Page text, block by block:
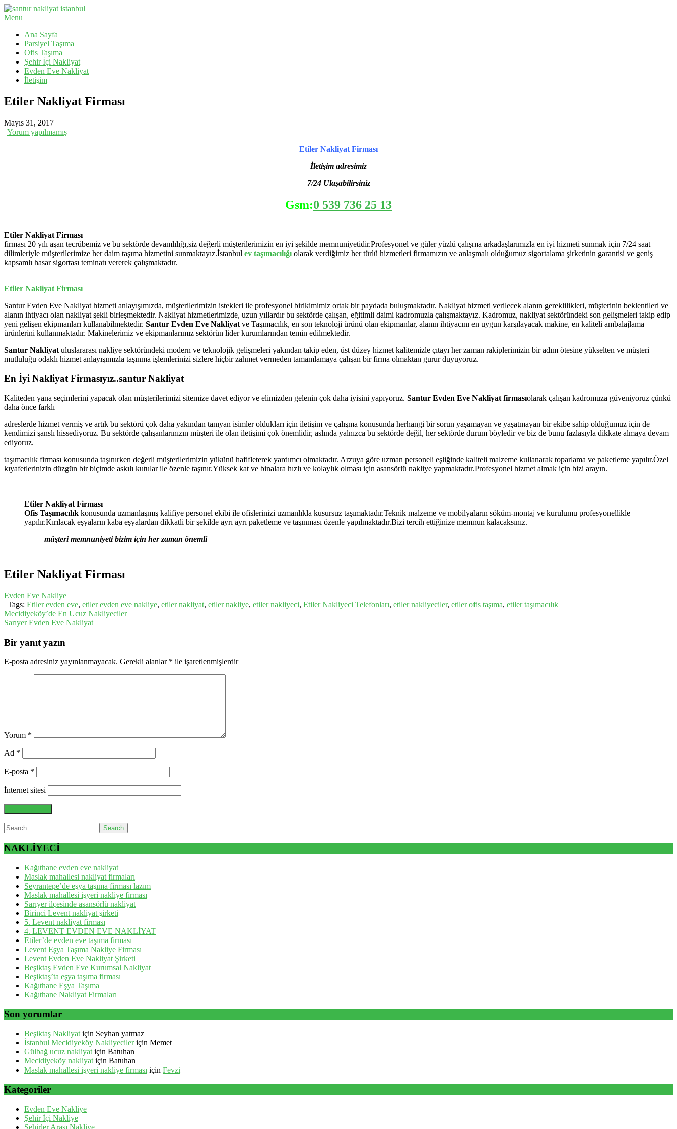
Skip
to
Santur Nakliyat
Menu
Ana Sayfa
Parsiyel Taşıma
Ofis Taşıma
Şehir İçi Nakliyat
Evden Eve Nakliyat
İletişim
Etiler Nakliyat Firması
Mayıs 31, 2017
| Yorum yapılmamış
Etiler Nakliyat Firması
İletişim adresimiz
7/24 Ulaşabilirsiniz
Gsm:0 539 736 25 13
Etiler Nakliyat Firması
firması 20 yılı aşan tecrübemiz ve bu sektörde devamlılığı,siz değerli müşterilerimizin en iyi şekilde memnuniyetidir.Profesyonel ve güler yüzlü çalışma arkadaşlarımızla en iyi hizmeti sunmak için 7/24 saat
dilimleriyle müşterilerimize her daim taşıma hizmetini sunmaktayız.İstanbul ev taşımacılığı olarak verdiğimiz her türlü hizmetleri firmamızın ve anlaşmalı olduğumuz sigortalama şirketinin garantisi ve geniş
kapsamlı hasar sigortası teminatı vererek çalışmaktadır.
Etiler Nakliyat Firması
Santur Evden Eve Nakliyat hizmeti anlayışımızda, müşterilerimizin istekleri ile profesyonel birikimimiz ortak bir paydada buluşmaktadır. Nakliyat hizmeti verilecek alanın gereklilikleri, müşterinin beklentileri ve
alanın ihtiyacı olan nakliyat şekli birleşmektedir. Nakliyat hizmetlerimizde, uzun yıllardır bu sektörde çalışan, eğitimli daimi kadromuzla çalışmaktayız. Kadromuz, nakliyat sektöründeki son gelişmeleri takip edip
yeni gelişen ekipmanları kullanabilmektedir. Santur Evden Eve Nakliyat ve Taşımacılık, en son teknoloji ürünü olan ekipmanlar, alanın ihtiyacını en uygun karşılayacak makine, en kaliteli ambalajlama
ürünlerini kullanmaktadır. Makinelerimiz ve ekipmanlarımız sektörün lider kurumlarından temin edilmektedir.
Santur Nakliyat uluslararası nakliye sektöründeki modern ve teknolojik gelişmeleri yakından takip eden, üst düzey hizmet kalitemizle çıtayı her zaman rakiplerimizin bir adım ötesine yükselten ve müşteri
mutluluğu odaklı hizmet anlayışımızla taşınma işlemlerinizi sizlere hiçbir zahmet vermeden tamamlamaya çalışan bir firma olmaktan gurur duyuyoruz.
En İyi Nakliyat Firmasıyız..santur Nakliyat
Kaliteden yana seçimlerini yapacak olan müşterilerimizi sitemize davet ediyor ve elimizden gelenin çok daha iyisini yapıyoruz. Santur Evden Eve Nakliyat firmasıolarak çalışan kadromuza güveniyoruz çünkü
daha önce farklı
adreslerde hizmet vermiş ve artık bu sektörü çok daha yakından tanıyan isimler oldukları için iletişim ve çalışma konusunda herhangi bir sorun yaşamayan ve yaşatmayan bir ekibe sahip olduğumuz için de
kendimizi şanslı hissediyoruz. Bu sektörde çalışanlarınızın müşteri ile olan iletişimi çok önemlidir, aslında yalnızca bu sektörde değil, her sektörde durum böyledir ve biz de bunu fazlasıyla dikkate almaya devam
ediyoruz.
taşımacılık firması konusunda taşınırken değerli müşterilerimizin yükünü hafifleterek yardımcı olmaktadır. Arzuya göre uzman personeli eşliğinde kaliteli malzeme kullanarak toparlama ve paketleme yapılır.Özel
kıyafetlerinizin düzgün bir biçimde askılı kutular ile özenle taşınır.Yüksek kat ve binalara hızlı ve kolaylık olması için asansörlü nakliye yapmaktadır.Profesyonel hizmet almak için bizi arayın.
Etiler Nakliyat Firması
Ofis Taşımacılık konusunda uzmanlaşmış kalifiye personel ekibi ile ofislerinizi uzmanlıkla kusursuz taşımaktadır.Teknik malzeme ve mobilyaların söküm-montaj ve kurulumu profesyonellikle
yapılır.Kırılacak eşyaların kaba eşyalardan dikkatli bir şekilde ayrı ayrı paketleme ve taşınması özenle yapılmaktadır.Bizi tercih ettiğinize memnun kalacaksınız.
müşteri memnuniyeti bizim için her zaman önemli
Etiler Nakliyat Firması
Evden Eve Nakliye
| Tags: Etiler evden eve, etiler evden eve nakliye, etiler nakliyat, etiler nakliye, etiler nakliyeci, Etiler Nakliyeci Telefonları, etiler nakliyeciler, etiler ofis taşıma, etiler taşımacılık
Yazı
gezinmesi
Mecidiyeköy’de En Ucuz Nakliyeciler
Sarıyer Evden Eve Nakliyat
Bir yanıt yazın
E-posta adresiniz yayınlanmayacak. Gerekli alanlar * ile işaretlenmişlerdir
Yorum *
Ad *
E-posta *
İnternet sitesi
NAKLİYECİ
Kağıthane evden eve nakliyat
Maslak mahallesi nakliyat firmaları
Seyrantepe’de eşya taşıma firması lazım
Maslak mahallesi işyeri nakliye firması
Sarıyer ilçesinde asansörlü nakliyat
Birinci Levent nakliyat şirketi
5. Levent nakliyat firması
4. LEVENT EVDEN EVE NAKLİYAT
Etiler’de evden eve taşıma firması
Levent Eşya Taşıma Nakliye Firması
Levent Evden Eve Nakliyat Şirketi
Beşiktaş Evden Eve Kurumsal Nakliyat
Beşiktaş’ta eşya taşıma firması
Kağıthane Eşya Taşıma
Kağıthane Nakliyat Firmaları
Son yorumlar
Beşiktaş Nakliyat için Seyhan yatmaz
İstanbul Mecidiyeköy Nakliyecileriçin Memet
Gülbağ ucuz nakliyat için Batuhan
Mecidiyeköy nakliyat için Batuhan
Maslak mahallesi işyeri nakliye firması için Fevzi
Kategoriler
Evden Eve Nakliye
Şehir İçi Nakliye
Şehirler Arası Nakliye